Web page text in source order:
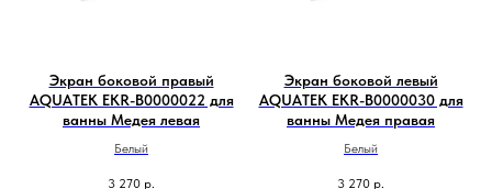
Экран боковой правый
AQUATEK EKR-B0000022 для
ванны Медея левая
Белый
3 270 р.
Экран боковой левый
AQUATEK EKR-B0000030 для
ванны Медея правая
Белый
3 270 р.